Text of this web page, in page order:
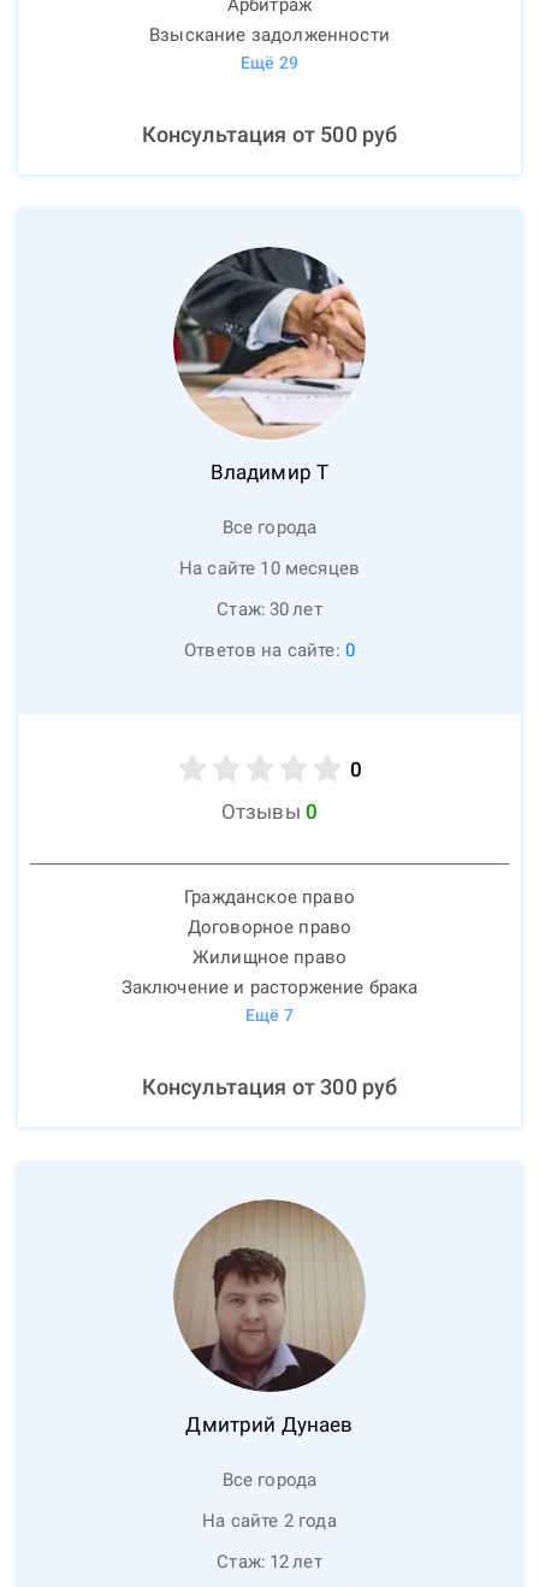
Арбитраж
Взыскание задолженности
Ещё 29
Консультация от 500руб
Владимир Т
Все города
На сайте 10 месяцев
Стаж: 30лет
Ответов на сайте: 0
0
Отзывы 0
Гражданское право
Договорное право
Жилищное право
Заключение и расторжение брака
Ещё 7
Консультация от300руб
Дмитрий Дунаев
Все города
На сайте 2 года
Стаж: 12лет